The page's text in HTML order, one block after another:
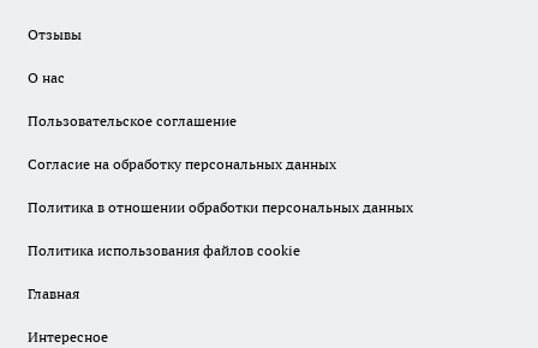
Отзывы
О нас
Пользовательское соглашение
Согласие на обработку персональных данных
Политика в отношении обработки персональных данных
Политика использования файлов cookie
Главная
Интересное